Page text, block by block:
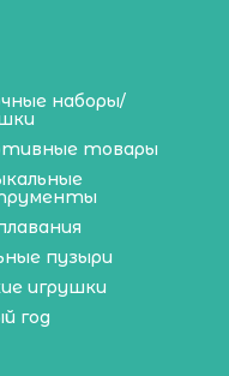
наборы/
товары
пузыри
игрушки
год